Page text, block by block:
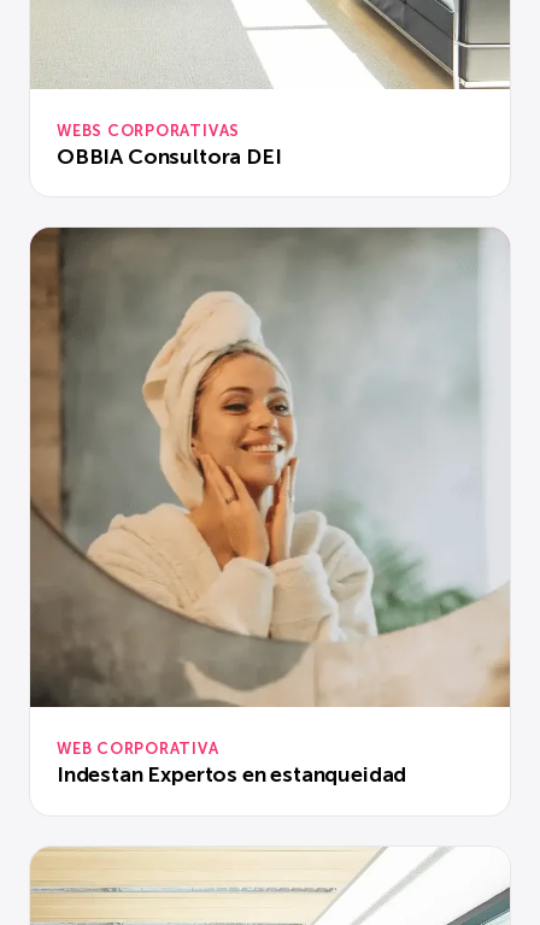
WEBS CORPORATIVAS
OBBIA Consultora DEI
WEB CORPORATIVA
Indestan Expertos en estanqueidad